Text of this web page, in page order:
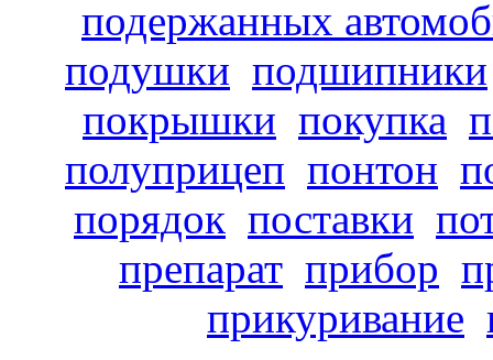
подержанных
подушки подшипники
покрышки покупка
полуприцеп понтон
порядок поставки
препарат прибор
прикуривание